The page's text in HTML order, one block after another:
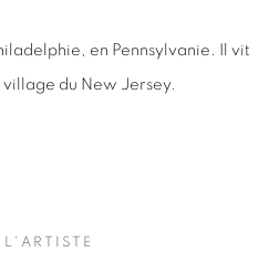
en Pennsylvanie. Il vit
du New Jersey.
L'ARTISTE